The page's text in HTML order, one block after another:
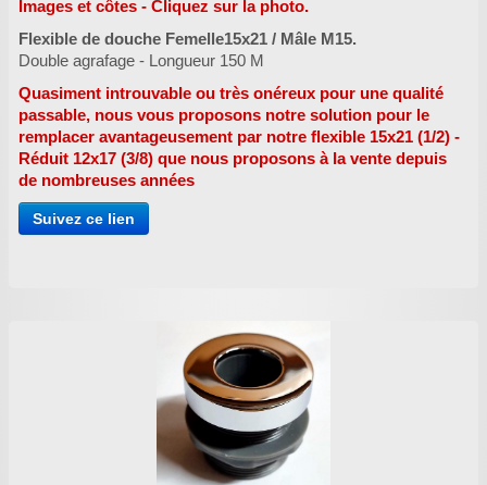
Images et côtes - Cliquez sur la photo.
Flexible de douche Femelle15x21 / Mâle M15.
Double agrafage - Longueur 150 M
Quasiment introuvable ou très onéreux pour une qualité
passable, nous vous proposons notre solution pour le
remplacer avantageusement par notre flexible 15x21 (1/2) -
Réduit 12x17 (3/8) que nous proposons à la vente depuis
de nombreuses années
Suivez ce lien